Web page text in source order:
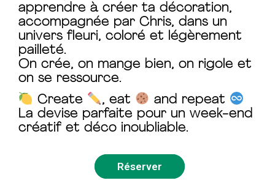
apprendre à créer ta décoration,
accompagnée par Chris, dans un
univers fleuri, coloré et légèrement
pailleté.
On crée, on mange bien, on rigole et
on se ressource.
Create
, eat and repeat
La devise parfaite pour un week-end
créatif et déco inoubliable.
Réserver